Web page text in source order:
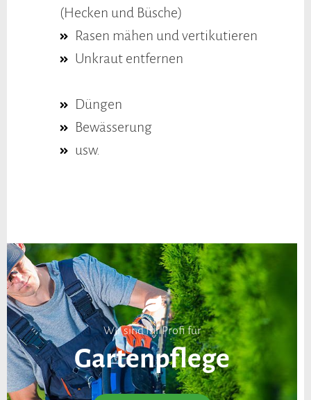
(Hecken und Büsche)
Rasen mähen und vertikutieren
Unkraut entfernen
Düngen
Bewässerung
usw.
Wir sind Ihr Profi für
Gartenpflege